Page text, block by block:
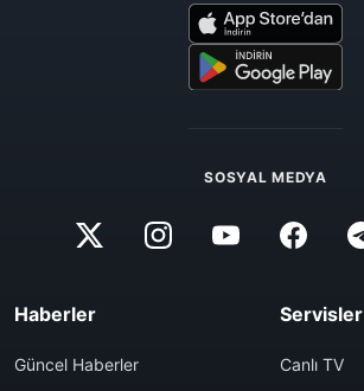
SOSYAL MEDYA
Haberler
Güncel Haberler
Servisler
Canlı TV